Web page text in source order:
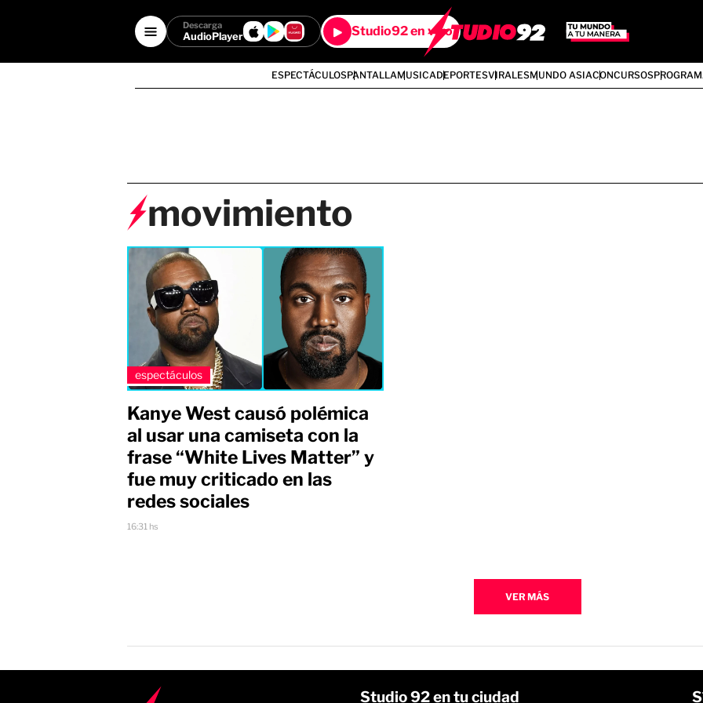
Descarga
AudioPlayer Studio92 en vivo
ESPECTÁCULOSPANTALLAMUSICADEPORTESVIRALESMUNDO ASIACONCURSOS
movimiento
espectáculos
Kanye West causó polémica
al usar una camiseta con la
frase “White Lives Matter” y
fue muy criticado en las
redes sociales
16:31 hs
VER MÁS
Studio 92 en tu ciudad